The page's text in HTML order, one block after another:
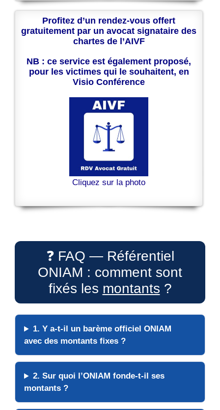
Profitez d’un rendez-vous offert
gratuitement par un avocat signataire des
chartes de l’AIVF
NB : ce service est également proposé,
pour les victimes qui le souhaitent, en
Visio Conférence
Cliquez sur la photo
❓ FAQ — Référentiel
ONIAM : comment sont
fixés les montants ?
1. Y a-t-il un barème officiel ONIAM
avec des montants fixes ?
2. Sur quoi l’ONIAM fonde-t-il ses
montants ?